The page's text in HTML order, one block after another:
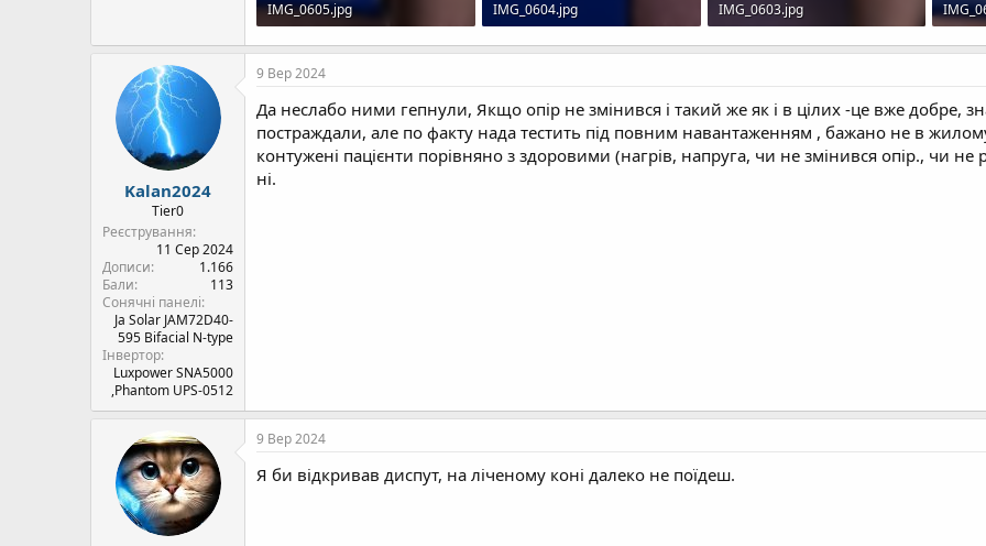
IMG_0605.jpg
457,8 Кб · Перегляди: 86
IMG_0604.jpg
229,6 Кб · Перегляди: 79
IMG_0603.jpg
608,1 Кб · Перегляди: 81
607,8
Kalan2024
Tier0
Реєстрування
11 Сер 2024
Дописи
1.166
Бали
113
Сонячні панелі
Ja Solar JAM72D40-
595 Bifacial N-type
Інвертор
Luxpower SNA5000
,Phantom UPS-0512
9 Вер 2024
Да неслабо ними гепнули, Якщо опір не змінився і такий же як і в цілих -це вже добре,
постраждали, але по факту нада тестить під повним навантаженням , бажано не в
контужені пацієнти порівняно з здоровими (нагрів, напруга, чи не змінився опір., чи
ні.
9 Вер 2024
Я би відкривав диспут, на ліченому коні далеко не поїдеш.